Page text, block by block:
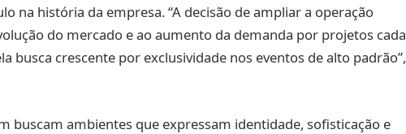
na história da empresa. “A decisão de ampliar a operação
do mercado e ao aumento da demanda por projetos cada
busca crescente por exclusividade nos eventos de alto padrão”,
buscam ambientes que expressam identidade, sofisticação e